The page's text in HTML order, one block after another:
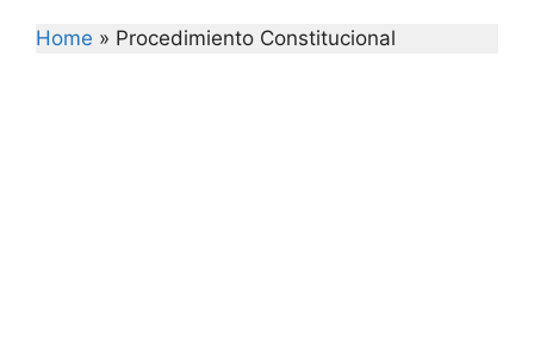
Home » Procedimiento Constitucional